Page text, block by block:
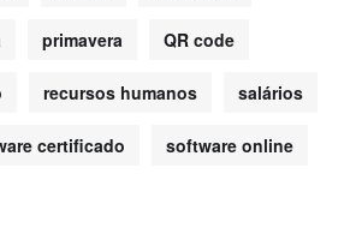
primavera QR code
recursos humanos salários
certificado software online